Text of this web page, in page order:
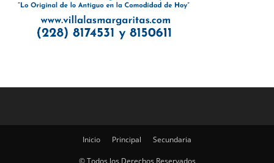
Inicio Principal Secundaria
© Todos los Derechos Reservados